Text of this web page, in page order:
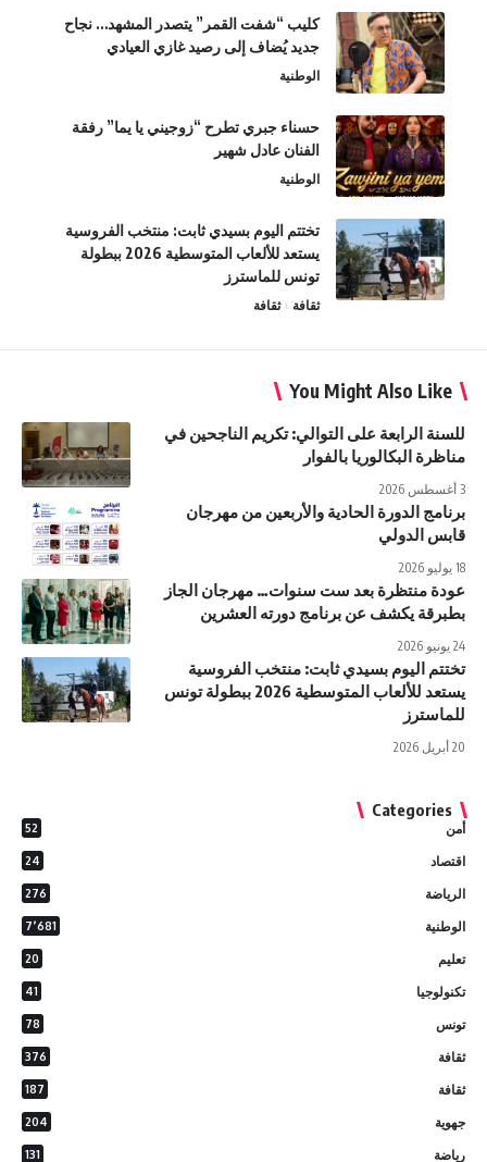
كليب “شفت القمر” يتصدر المشهد… نجاح
جديد يُضاف إلى رصيد غازي العيادي
الوطنية
حسناء جبري تطرح “زوجيني يا يما” رفقة
الفنان عادل شهير
الوطنية
تختتم اليوم بسيدي ثابت: منتخب الفروسية
يستعد للألعاب المتوسطية 2026 ببطولة
تونس للماسترز
ثقافة ثقافة
You Might Also Like
للسنة الرابعة على التوالي: تكريم الناجحين في
مناظرة البكالوريا بالفوار
برنامج الدورة الحادية والأربعين من مهرجان
قابس الدولي
عودة منتظرة بعد ست سنوات… مهرجان الجاز
بطبرقة يكشف عن برنامج دورته العشرين
24 يونيو 2026
تختتم اليوم بسيدي ثابت: منتخب الفروسية
يستعد للألعاب المتوسطية 2026 ببطولة تونس
للماسترز
20 أبريل 2026
Categories
أمن 52
اقتصاد 24
الرياضة 276
الوطنية 7٬681
تعليم 20
تكنولوجيا 41
تونس 78
ثقافة 376
ثقافة 187
جهوية 204
رياضة 131